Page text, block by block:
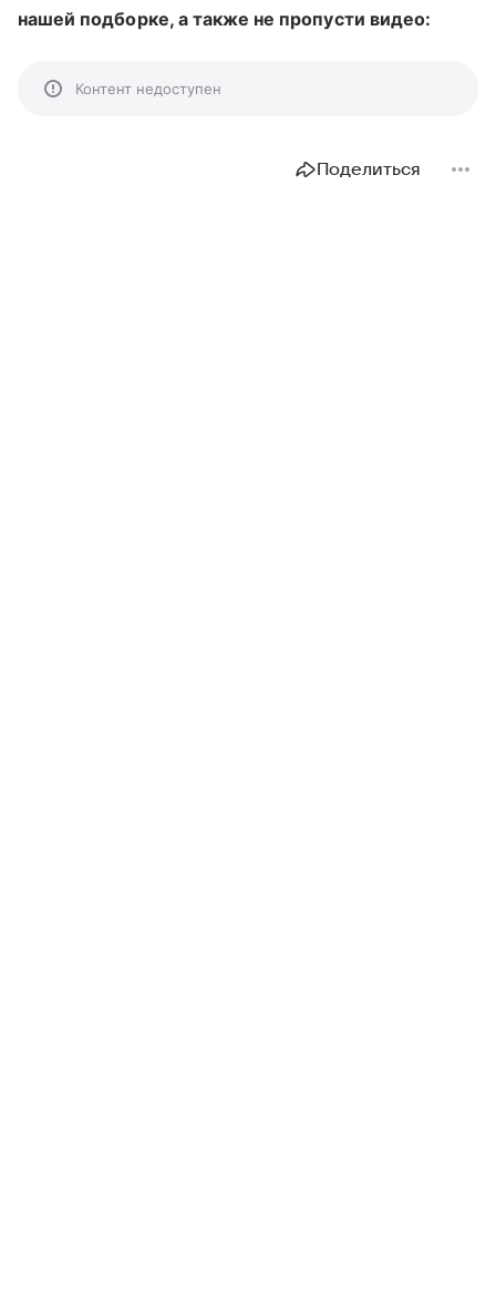
нашей подборке, а также не пропусти видео:
Контент недоступен
Поделиться